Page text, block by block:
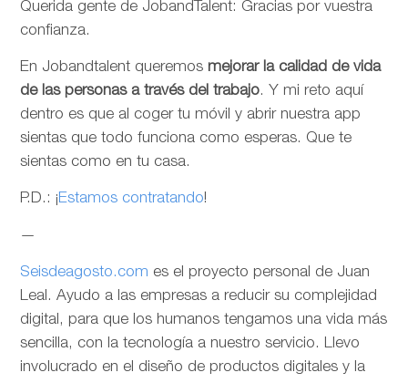
Querida gente de JobandTalent: Gracias por vuestra
confianza.
En Jobandtalent queremos mejorar la calidad de vida
de las personas a través del trabajo. Y mi reto aquí
dentro es que al coger tu móvil y abrir nuestra app
sientas que todo funciona como esperas. Que te
sientas como en tu casa.
P.D.: ¡Estamos contratando!
—
Seisdeagosto.com es el proyecto personal de Juan
Leal. Ayudo a las empresas a reducir su complejidad
digital, para que los humanos tengamos una vida más
sencilla, con la tecnología a nuestro servicio. Llevo
involucrado en el diseño de productos digitales y la